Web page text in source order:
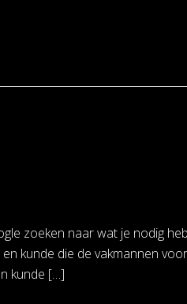
zoeken naar wat je nodig
kunde die de vakmannen
kunde […]